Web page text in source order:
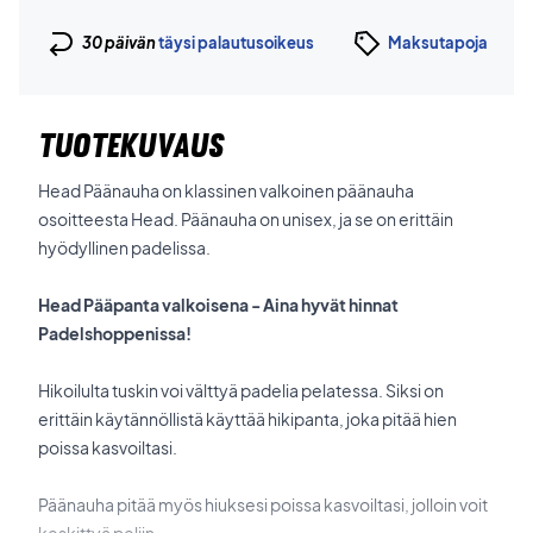
30 päiväntäysi palautusoikeus Maksutapoja
TUOTEKUVAUS
Head Päänauha on klassinen valkoinen päänauha
osoitteesta Head. Päänauha on unisex, ja se on erittäin
hyödyllinen padelissa.
Head Pääpanta valkoisena - Aina hyvät hinnat
Padelshoppenissa!
Hikoilulta tuskin voi välttyä padelia pelatessa. Siksi on
erittäin käytännöllistä käyttää hikipanta, joka pitää hien
poissa kasvoiltasi.
Päänauha pitää myös hiuksesi poissa kasvoiltasi, jolloin voit